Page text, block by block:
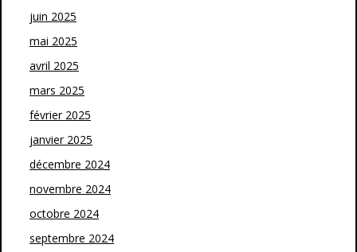
juin 2025
mai 2025
avril 2025
mars 2025
février 2025
janvier 2025
décembre 2024
novembre 2024
octobre 2024
septembre 2024